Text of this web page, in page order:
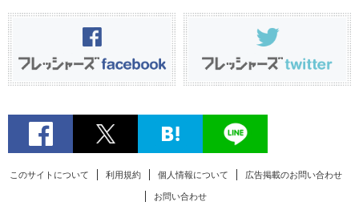
このサイトについて 利用規約 個人情報について 広告掲載のお問い合わせ
お問い合わせ